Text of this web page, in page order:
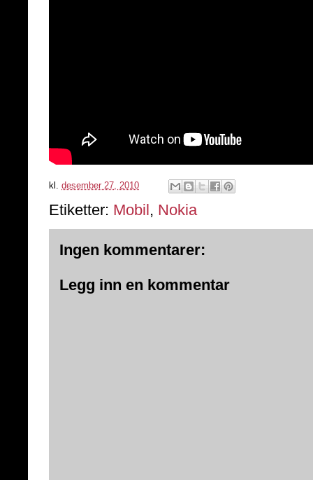
kl. desember 27, 2010
Etiketter: Mobil, Nokia
Ingen kommentarer:
Legg inn en kommentar